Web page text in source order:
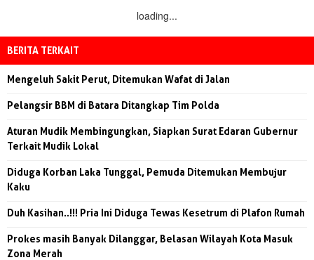
loading...
BERITA TERKAIT
Mengeluh Sakit Perut, Ditemukan Wafat di Jalan
Pelangsir BBM di Batara Ditangkap Tim Polda
Aturan Mudik Membingungkan, Siapkan Surat Edaran Gubernur
Terkait Mudik Lokal
Diduga Korban Laka Tunggal, Pemuda Ditemukan Membujur
Kaku
Duh Kasihan..!!! Pria Ini Diduga Tewas Kesetrum di Plafon Rumah
Prokes masih Banyak Dilanggar, Belasan Wilayah Kota Masuk
Zona Merah